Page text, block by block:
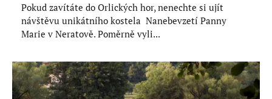
Pokud zavítáte do Orlických hor, nenechte si ujít
návštěvu unikátního kostela Nanebevzetí Panny
Marie v Neratově. Poměrně vyli...